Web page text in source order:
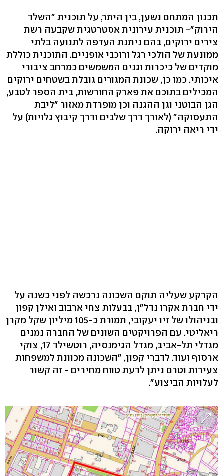
תכנון המתחם נשען, בין היתר, על תוכנית "השלד
הירוק"- תוכנית עירונית אסטרטגית שקבעה רשת
צירים ירוקים, בהם ניתנת העדפה לתנועה בלתי
ממונעת של הולכי רגל ורוכבי אופניים. התוכנית כוללת
מוקדים של כיכרות וגנים המשמשים כמרחב ציבורי
איכותי. כמו כן, שכונת המגורים גובלת בשטחים ירוקים
המכילים בתוכם את פארק החורשות, בית הספר לטבע,
הגן הבוטני וגן ההגנה וכן מופרדת מאזור "ליבת
התעסוקה" (לאורך דרך שלבים ודרך קיבוץ גלויות) על
ידי ריאה ירוקה.
הקרקע שעליה תוקם השכונה נרכשה לפני כשנה על
ידי חברת אקרו נדל"ן, בבעלות צחי ארבוב ואילן קפון
ובניהולו של זיו יעקובי, תמורת כ-105 מיליון שקל מקרן
ריאליטי. עם הפרויקטים השונים של החברה נמנים
מגדלי תל-אביב, מגדל הגימנסיה, רוטשילד 17, צוקי
ארסוף ועוד. לדברי קפון, "השכונה מכוונת למשפחות
צעירות וטרם ניתן לדעת טווח מחירים - זה קשור
לעלויות הביצוע".